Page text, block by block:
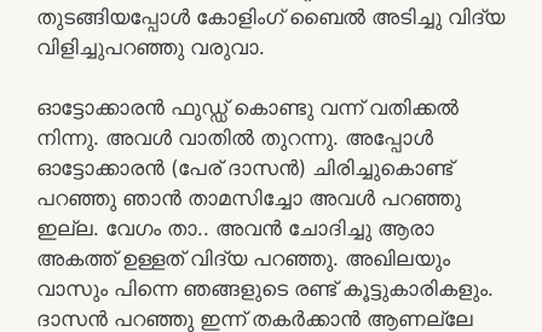
തുടങ്ങിയപ്പോള്‍ കോളിംഗ് ബൈല്‍ അടിച്ചു വിദ്യ
വിളിച്ചുപറഞ്ഞു വരുവാ.
ഓട്ടോക്കാരന്‍ ഫുഡ്ഡ് കൊണ്ടു വന്ന് വതിക്കല്‍
നിന്നു. അവള്‍ വാതില്‍ തുറന്നു. അപ്പോള്‍
ഓട്ടോക്കാരന്‍ (പേര് ദാസന്‍) ചിരിച്ചുകൊണ്ട്
പറഞ്ഞു ഞാന്‍ താമസിച്ചോ അവള്‍ പറഞ്ഞു
ഇല്ല. വേഗം താ.. അവന്‍ ചോദിച്ചു ആരാ
അകത്ത് ഉള്ളത് വിദ്യ പറഞ്ഞു. അഖിലയും
വാസും പിന്നെ ഞങ്ങളുടെ രണ്ട് കൂട്ടുകാരികളും.
ദാസന്‍ പറഞ്ഞു ഇന്ന് തകര്‍ക്കാന്‍ ആണല്ലേ